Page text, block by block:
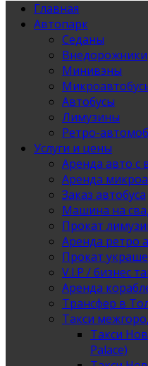
Главная
Автопарк
Седаны
Внедорожники
Минивэны
Автобусы
Лимузины
Ретро-
Услуги и цены
Аренда авто с
Аренда
Заказ автобуса
Машина на
Прокат
Аренда ретро
Прокат
V.I.P / бизнес
Аренда
Трансфер в
Такси
Такси
Palace)